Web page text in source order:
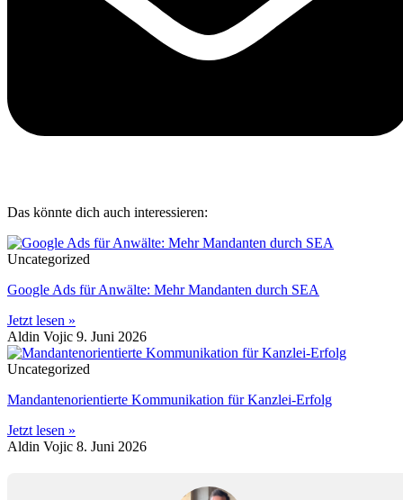
Das könnte dich auch interessieren:
Uncategorized
Google Ads für Anwälte: Mehr Mandanten durch SEA
Jetzt lesen »
Aldin Vojic 9. Juni 2026
Uncategorized
Mandantenorientierte Kommunikation für Kanzlei-Erfolg
Jetzt lesen »
Aldin Vojic 8. Juni 2026